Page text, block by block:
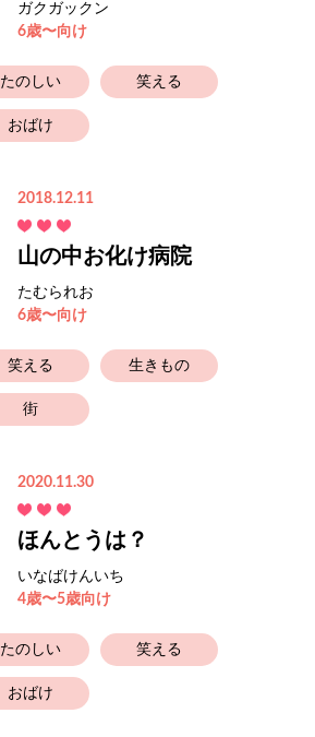
ガクガックン
6歳〜向け
たのしい 笑える
おばけ
2018.12.11
山の中お化け病院
たむられお
6歳〜向け
笑える 生きもの
街
2020.11.30
ほんとうは？
いなばけんいち
4歳〜5歳向け
たのしい 笑える
おばけ